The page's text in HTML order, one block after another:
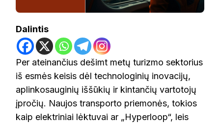
Dalintis
Per ateinančius dešimt metų turizmo sektorius
iš esmės keisis dėl technologinių inovacijų,
aplinkosauginių iššūkių ir kintančių vartotojų
įpročių. Naujos transporto priemonės, tokios
kaip elektriniai lėktuvai ar „Hyperloop“, leis